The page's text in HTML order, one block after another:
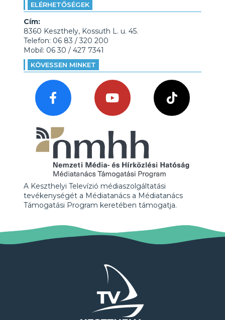
ELÉRHETŐSÉGEK
Cím:
8360 Keszthely, Kossuth L. u. 45.
Telefon: 06 83 / 320 200
Mobil: 06 30 / 427 7341
KÖVESSEN MINKET
A Keszthelyi Televízió médiaszolgáltatási
tevékenységét a Médiatanács a Médiatanács
Támogatási Program keretében támogatja.